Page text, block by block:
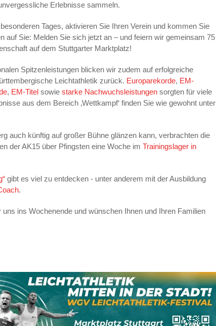
Erlebnisse sammeln.
Tages, aktivieren Sie Ihren Verein und kommen Sie
auf Sie: Melden Sie sich jetzt an – und feiern wir gemeinsam 75
auf dem Stuttgarter Marktplatz!
Spitzenleistungen blicken wir zudem auf erfolgreiche
Leichtathletik zurück. Europarekorde, EM-
, EM-Titel sowie starke Nachwuchsleistungen sorgten für viele
aus dem Bereich ‚Wettkampf‘ finden Sie wie gewohnt unter
auch künftig auf großer Bühne glänzen kann, verbrachten die
der AK15 über Pfingsten eine Woche im Trainingslager in
gibt es viel zu entdecken - unter anderem mit der Ausbildung
.
ins Wochenende und wünschen Ihnen und Ihren Familien